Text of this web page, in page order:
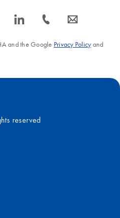
icon_0066_linkedin-s icon_0072_phone-s icon_0063_envelope-s
and the Google Privacy Policyand
reserved